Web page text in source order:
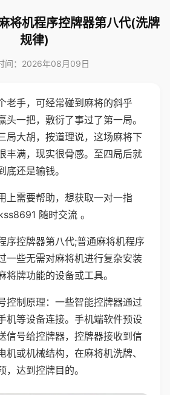
将机程序控牌器第八代(洗牌
规律)
间：2026年08月09日
老手，可经常碰到麻将的斜乎
头一把，敷衍了事过了第一局。
局大胡，按道理说，这场麻将下
丰满，现实很骨感。至四局后就
底还是输钱。
上需要帮助，想获取一对一指
随时交流 。
序控牌器第八代;普通麻将机程序
一些无需对麻将机进行复杂安装
将牌功能的设备或工具。
控制原理：一些智能控牌器通过
机等设备连接。手机端软件预设
信号给控牌器，控牌器接收到信
机或机械结构，在麻将机洗牌、
达到控牌目的。